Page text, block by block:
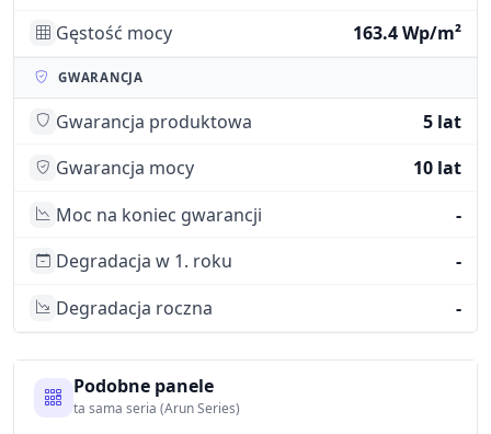
Gęstość mocy
163.4 Wp/m²
GWARANCJA
Gwarancja produktowa
5 lat
Gwarancja mocy
10 lat
Moc na koniec gwarancji
-
Degradacja w 1. roku
-
Degradacja roczna
-
Podobne panele
ta sama seria (Arun Series)